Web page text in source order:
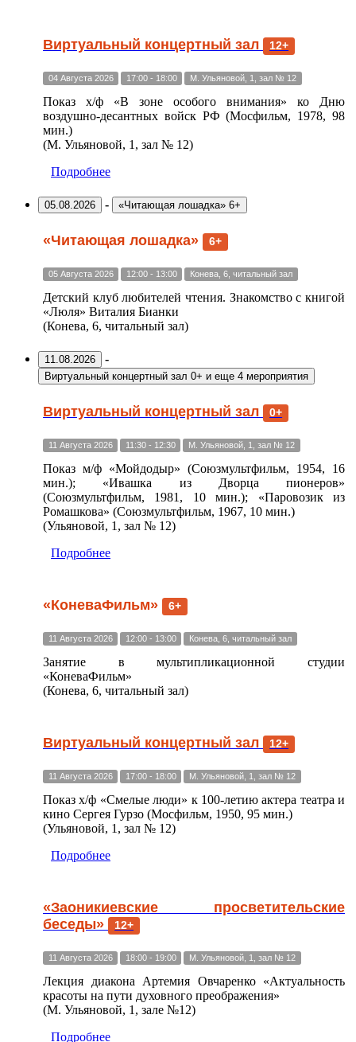
Виртуальный концертный зал 12+
04 Августа 2026 17:00 - 18:00 М. Ульяновой, 1, зал № 12
Показ х/ф «В зоне особого внимания» ко Дню
воздушно-десантных войск РФ (Мосфильм, 1978, 98
мин.)
(М. Ульяновой, 1, зал № 12)
Подробнее
05.08.2026 - «Читающая лошадка» 6+
«Читающая лошадка» 6+
05 Августа 2026 12:00 - 13:00 Конева, 6, читальный зал
Детский клуб любителей чтения. Знакомство с книгой
«Люля» Виталия Бианки
(Конева, 6, читальный зал)
11.08.2026 -
Виртуальный концертный зал 0+ и еще 4 мероприятия
Виртуальный концертный зал 0+
11 Августа 2026 11:30 - 12:30 М. Ульяновой, 1, зал № 12
Показ м/ф «Мойдодыр» (Союзмультфильм, 1954, 16
мин.); «Ивашка из Дворца пионеров»
(Союзмультфильм, 1981, 10 мин.); «Паровозик из
Ромашкова» (Союзмультфильм, 1967, 10 мин.)
(Ульяновой, 1, зал № 12)
Подробнее
«КоневаФильм» 6+
11 Августа 2026 12:00 - 13:00 Конева, 6, читальный зал
Занятие в мультипликационной студии
«КоневаФильм»
(Конева, 6, читальный зал)
Виртуальный концертный зал 12+
11 Августа 2026 17:00 - 18:00 М. Ульяновой, 1, зал № 12
Показ х/ф «Смелые люди» к 100-летию актера театра и
кино Сергея Гурзо (Мосфильм, 1950, 95 мин.)
(Ульяновой, 1, зал № 12)
Подробнее
«Заоникиевские просветительские
беседы»
12+
11 Августа 2026 18:00 - 19:00 М. Ульяновой, 1, зал № 12
Лекция диакона Артемия Овчаренко «Актуальность
красоты на пути духовного преображения»
(М. Ульяновой, 1, зале №12)
Подробнее